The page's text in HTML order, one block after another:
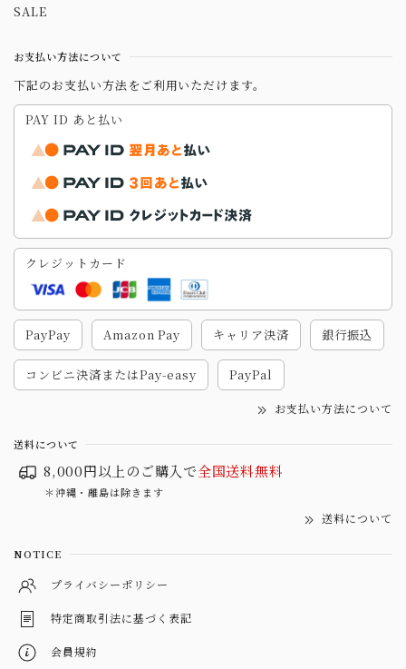
SALE
お支払い方法について
下記のお支払い方法をご利用いただけます。
PAY ID あと払い
クレジットカード
PayPay Amazon Pay キャリア決済 銀行振込
コンビニ決済またはPay-easy PayPal
お支払い方法について
送料について
8,000円以上のご購入で全国送料無料
＊沖縄・離島は除きます
送料について
NOTICE
プライバシーポリシー
特定商取引法に基づく表記
会員規約